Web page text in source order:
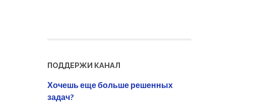
ПОДДЕРЖИ КАНАЛ
Хочешь еще больше решенных
задач?